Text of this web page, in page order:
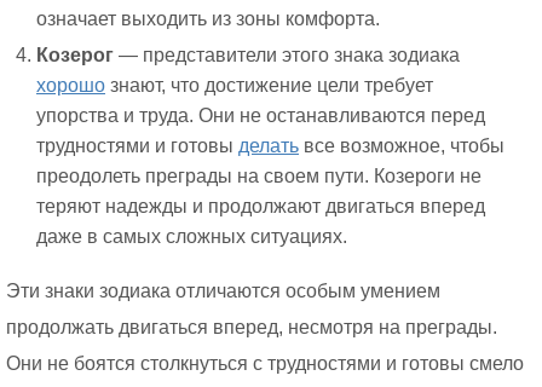
означает выходить из зоны комфорта.
Козерог — представители этого знака зодиака
хорошо знают, что достижение цели требует
упорства и труда. Они не останавливаются перед
трудностями и готовы делать все возможное, чтобы
преодолеть преграды на своем пути. Козероги не
теряют надежды и продолжают двигаться вперед
даже в самых сложных ситуациях.
Эти знаки зодиака отличаются особым умением
продолжать двигаться вперед, несмотря на преграды.
Они не боятся столкнуться с трудностями и готовы смело